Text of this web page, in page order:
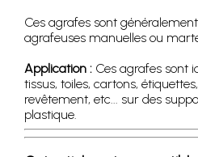
Ces agrafes sont
agrafeuses manuelles ou
Application : Ces agrafes sont
tissus, toiles, cartons,
revêtement, etc... sur des
plastique.